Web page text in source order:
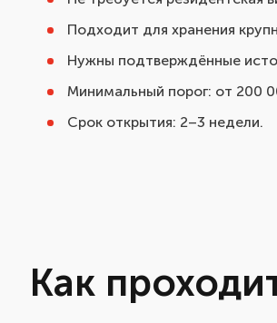
Подходит для хранения
Нужны подтверждённые
Минимальный порог: от 200
Срок открытия: 2–3 недели.
Как